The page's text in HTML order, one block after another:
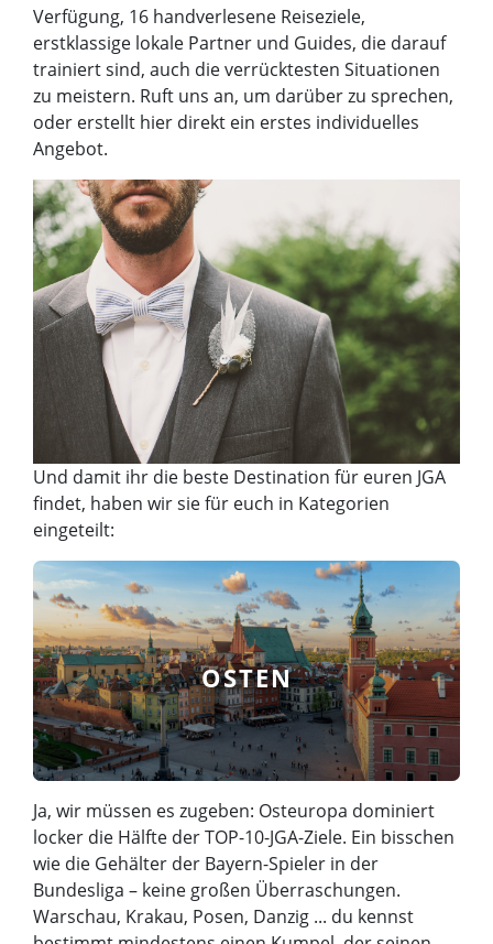
Verfügung, 16 handverlesene Reiseziele,
erstklassige lokale Partner und Guides, die darauf
trainiert sind, auch die verrücktesten Situationen
zu meistern. Ruft uns an, um darüber zu sprechen,
oder erstellt hier direkt ein erstes individuelles
Angebot.
Und damit ihr die beste Destination für euren JGA
findet, haben wir sie für euch in Kategorien
eingeteilt:
OSTEN
Ja, wir müssen es zugeben: Osteuropa dominiert
locker die Hälfte der TOP-10-JGA-Ziele. Ein bisschen
wie die Gehälter der Bayern-Spieler in der
Bundesliga – keine großen Überraschungen.
Warschau, Krakau, Posen, Danzig ... du kennst